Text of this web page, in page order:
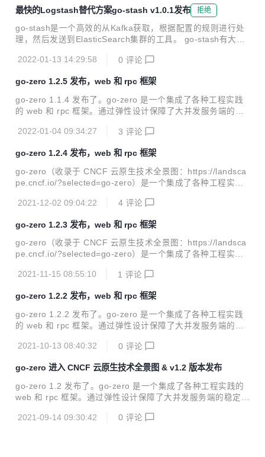
ml docker 方式，确保配置文件路径正确 docker run -d -v `p
wd`/etc:/app/etc kevinwan/go-stash config.yaml示例如下...
最快的Logstash替代方案go-stash v1.0.1发布 拒绝
go-stash是一个高效的从Kafka获取，根据配置的规则进行处
理，然后发送到ElasticSearch集群的工具。 go-stash有大概l
可。 gitee: https://gitee.com/kevwan/go-stash github: http
2022-01-13 14:29:58 0 评论
go-zero 1.2.5 发布，web 和 rpc 框架
go-zero 1.1.4 发布了。go-zero 是一个集成了各种工程实践
的 web 和 rpc 框架。通过弹性设计保障了大并发服务端的稳
和生成工具 goctl，可以根据定义的 API 文件一键生成 Go, iO
直接运行。 本次更新内容包括： 框架： 修复 gRPC 负载均衡
在32位cpu可能崩溃的问题 修复 logx.WithContext 和 logx.W
ithDuration 并发问题 添加 redis.Decr...
2022-01-04 09:34:27 3 评论
go-zero 1.2.4 发布，web 和 rpc 框架
go-zero（收录于 CNCF 云原生技术全景图：https://landsca
pe.cncf.io/?selected=go-zero）是一个集成了各种工程实践
定性，经受了充分的实战检验。 go-zero 包含极简的 API 定
OS, Android, Kotlin, Dart, TypeScript, JavaScript 代码，并
可直接运行。 使用 go-zero 的好处： 轻松获得支撑千万日活
服务的稳定性 内建级联超时控制、限流、自适应熔断、自适
应...
2021-12-02 09:04:22 4 评论
go-zero 1.2.3 发布，web 和 rpc 框架
go-zero（收录于 CNCF 云原生技术全景图：https://landsca
pe.cncf.io/?selected=go-zero）是一个集成了各种工程实践
定性，经受了充分的实战检验。 go-zero 包含极简的 API 定
OS, Android, Kotlin, Dart, TypeScript, JavaScript 代码，并
可直接运行。 使用 go-zero 的好处： 轻松获得支撑千万日活
服务的稳定性 内建级联超时控制、限流、自适应熔断、自适
2021-11-15 08:55:10 1 评论
go-zero 1.2.2 发布，web 和 rpc 框架
go-zero 1.2.2 发布了。go-zero 是一个集成了各种工程实践
的 web 和 rpc 框架。通过弹性设计保障了大并发服务端的稳
和生成工具 goctl，可以根据定义的 API 文件一键生成 Go, iO
直接运行。 本次更新内容包括： 框架： 支持 OpenTelemetr
y，Trace ID 通过 HTTP header X-Trace-Id 返回 syncx.Ato
micError 可以设置 nil err...
2021-10-13 08:40:32 0 评论
go-zero 进入 CNCF 云原生技术全景图 & v1.2 版本发布
go-zero 1.2 发布了。go-zero 是一个集成了各种工程实践的
web 和 rpc 框架。通过弹性设计保障了大并发服务端的稳定
生成工具 goctl，可以根据定义的 API 文件一键生成 Go, iOS,
2021-09-14 09:30:42 0 评论